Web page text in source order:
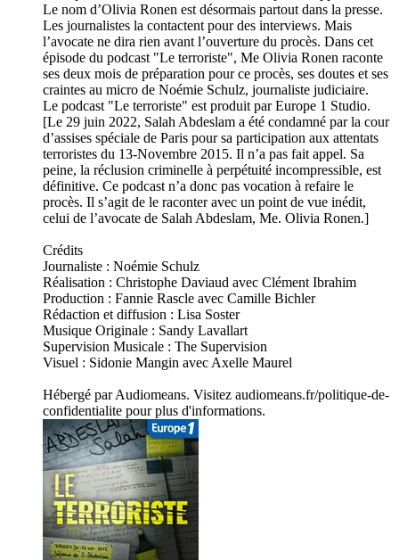
Le nom d’Olivia Ronen est désormais partout dans la presse.
Les journalistes la contactent pour des interviews. Mais
l’avocate ne dira rien avant l’ouverture du procès. Dans cet
épisode du podcast "Le terroriste", Me Olivia Ronen raconte
ses deux mois de préparation pour ce procès, ses doutes et ses
craintes au micro de Noémie Schulz, journaliste judiciaire.
Le podcast "Le terroriste" est produit par Europe 1 Studio.
[Le 29 juin 2022, Salah Abdeslam a été condamné par la cour
d’assises spéciale de Paris pour sa participation aux attentats
terroristes du 13-Novembre 2015. Il n’a pas fait appel. Sa
peine, la réclusion criminelle à perpétuité incompressible, est
définitive. Ce podcast n’a donc pas vocation à refaire le
procès. Il s’agit de le raconter avec un point de vue inédit,
celui de l’avocate de Salah Abdeslam, Me. Olivia Ronen.]
Crédits
Journaliste : Noémie Schulz
Réalisation : Christophe Daviaud avec Clément Ibrahim
Production : Fannie Rascle avec Camille Bichler
Rédaction et diffusion : Lisa Soster
Musique Originale : Sandy Lavallart
Supervision Musicale : The Supervision
Visuel : Sidonie Mangin avec Axelle Maurel
Hébergé par Audiomeans. Visitez audiomeans.fr/politique-de-
confidentialite pour plus d'informations.